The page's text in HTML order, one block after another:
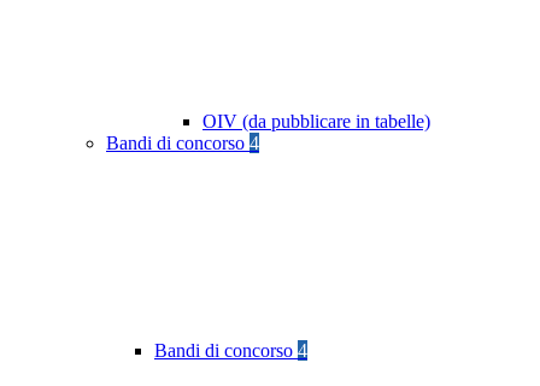
OIV (da pubblicare in tabelle)
Bandi di concorso 4
Bandi di concorso 4